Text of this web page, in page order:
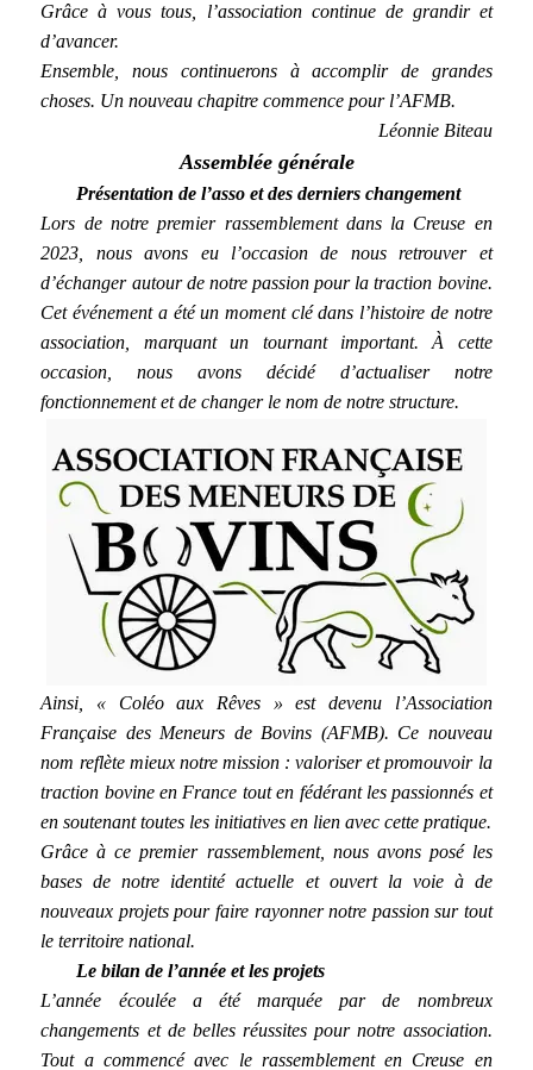
Grâce à vous tous, l’association continue de grandir et
d’avancer.
Ensemble, nous continuerons à accomplir de grandes
choses. Un nouveau chapitre commence pour l’AFMB.
Léonnie Biteau
Assemblée générale
Présentation de l’asso et des derniers changement
Lors de notre premier rassemblement dans la Creuse en
2023, nous avons eu l’occasion de nous retrouver et
d’échanger autour de notre passion pour la traction bovine.
Cet événement a été un moment clé dans l’histoire de notre
association, marquant un tournant important. À cette
occasion, nous avons décidé d’actualiser notre
fonctionnement et de changer le nom de notre structure.
Ainsi, « Coléo aux Rêves » est devenu l’Association
Française des Meneurs de Bovins (AFMB). Ce nouveau
nom reflète mieux notre mission : valoriser et promouvoir la
traction bovine en France tout en fédérant les passionnés et
en soutenant toutes les initiatives en lien avec cette pratique.
Grâce à ce premier rassemblement, nous avons posé les
bases de notre identité actuelle et ouvert la voie à de
nouveaux projets pour faire rayonner notre passion sur tout
le territoire national.
Le bilan de l’année et les projets
L’année écoulée a été marquée par de nombreux
changements et de belles réussites pour notre association.
Tout a commencé avec le rassemblement en Creuse en